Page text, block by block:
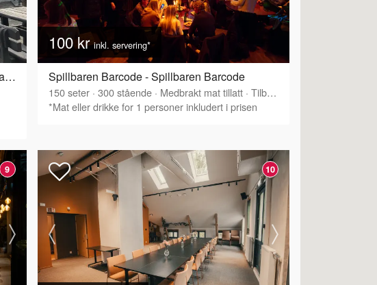
Akademiet Norsk Restaurantskole - Restauranten med takterrasse
100 krinkl. servering*
Spillbaren Barcode - Spillbaren Barcode
150seter · 300stående · Medbrakt mat tillatt · Tilbyr servering
*Mat eller drikke for 1 personer inkludert i prisen
9 10